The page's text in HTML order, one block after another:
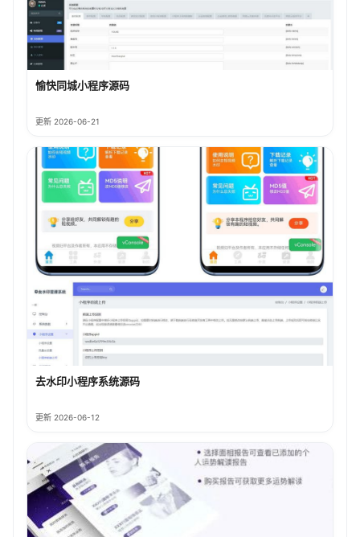
愉快同城小程序源码
更新 2026-06-21
去水印小程序系统源码
更新 2026-06-12